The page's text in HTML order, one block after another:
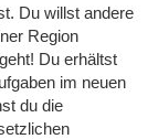
Du willst andere
Region
Du erhältst
im neuen
du die